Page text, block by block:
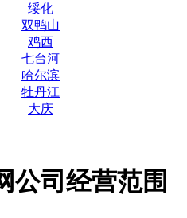
绥化
双鸭山
鸡西
七台河
哈尔滨
牡丹江
大庆
公司经营范围